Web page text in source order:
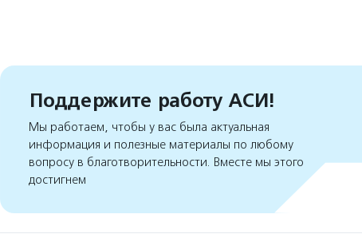
Поддержите работу АСИ!
Мы работаем, чтобы у вас была актуальная
информация и полезные материалы по любому
вопросу в благотворительности. Вместе мы этого
достигнем